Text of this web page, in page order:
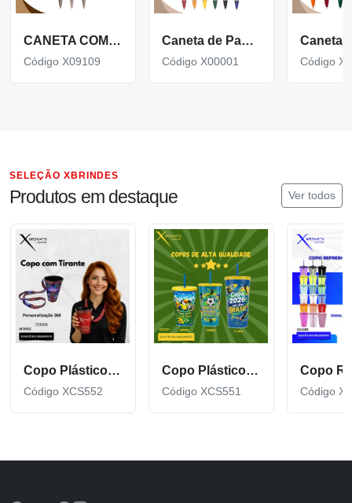
CANETA COM CORPO EM PAPELÃO, PONTEIRA E CLIP EM PLÁSTICO ABS X09109
Código X09109
Caneta de Papelão Reciclado com detalhes Coloridos X00001
Código X00001 Código
SELEÇÃO XBRINDES
Produtos em destaque Ver todos
Copo Plástico de 550 ML com Tirante Personalizado XCS552
Código XCS552
Copo Plástico personalizado In Mold Label 360 XCS551
Código XCS551 Código